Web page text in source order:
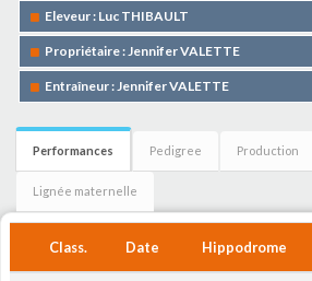
Eleveur : Luc THIBAULT
Propriétaire : Jennifer VALETTE
Entraîneur : Jennifer VALETTE
Performances Pedigree Production
Lignée maternelle
Class. Date Hippodrome